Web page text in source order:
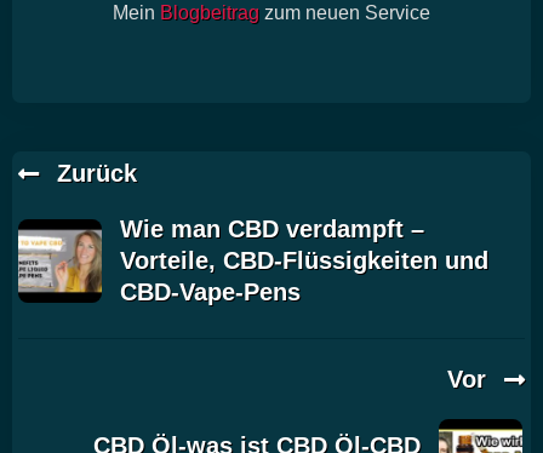
Mein Blogbeitrag zum neuen Service
Zurück
Wie man CBD verdampft –
Vorteile, CBD-Flüssigkeiten und
CBD-Vape-Pens
Vor
CBD Öl-was ist CBD Öl-CBD